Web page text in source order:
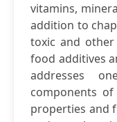
vitamins,
addition to
toxic and other
food additives
addresses
components
properties and